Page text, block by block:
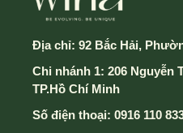
Địa chỉ: 92 Bắc Hải,
Chi nhánh 1: 206 Nguyễn
TP.Hồ Chí Minh
Số điện thoại: 0916 110